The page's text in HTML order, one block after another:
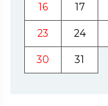
16 17
23 24
30 31